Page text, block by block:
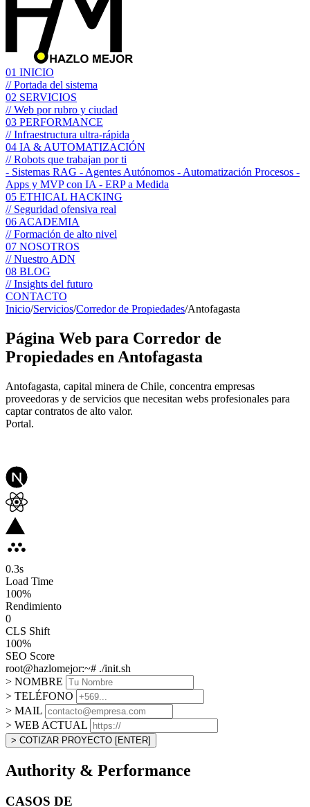
01 INICIO
// Portada del sistema
02 SERVICIOS
// Web por rubro y ciudad
03 PERFORMANCE
// Infraestructura ultra-rápida
04 IA & AUTOMATIZACIÓN
// Robots que trabajan por ti
- Sistemas RAG - Agentes Autónomos - Automatización Procesos -
Apps y MVP con IA - ERP a Medida
05 ETHICAL HACKING
// Seguridad ofensiva real
06 ACADEMIA
// Formación de alto nivel
07 NOSOTROS
// Nuestro ADN
08 BLOG
// Insights del futuro
CONTACTO
Inicio/Servicios/Corredor de Propiedades/Antofagasta
Página Web para Corredor de
Propiedades en Antofagasta
Antofagasta, capital minera de Chile, concentra empresas
proveedoras y de servicios que necesitan webs profesionales para
captar contratos de alto valor.
Portal.
0.3s
Load Time
100%
Rendimiento
0
CLS Shift
100%
SEO Score
root@hazlomejor:~# ./init.sh
> NOMBRE
> TELÉFONO
> MAIL
> WEB ACTUAL
> COTIZAR PROYECTO [ENTER]
Authority & Performance
CASOS DE